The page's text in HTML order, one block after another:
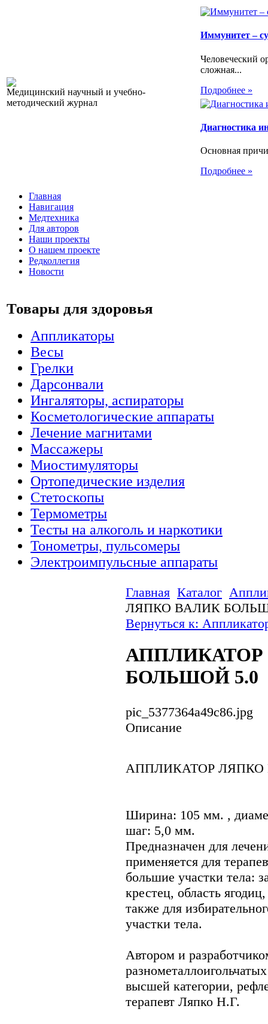
Медицинский научный и учебно-
методический журнал
Иммунитет –
Человеческий
сложная...
Подробнее »
Диагностика
Основная
Подробнее »
Главная
Навигация
Медтехника
Для авторов
Наши проекты
О нашем проекте
Редколлегия
Новости
Товары для здоровья
Аппликаторы
Весы
Грелки
Дарсонвали
Ингаляторы, аспираторы
Косметологические аппараты
Лечение магнитами
Массажеры
Миостимуляторы
Ортопедические изделия
Стетоскопы
Термометры
Тесты на алкоголь и наркотики
Тонометры, пульсомеры
Электроимпульсные аппараты
Главная Каталог
ЛЯПКО ВАЛИК
Вернуться к:
БОЛЬШОЙ 5.0
pic_5377364a49c86.jpg
Описание
АППЛИКАТОР
Ширина: 105 мм. ,
шаг: 5,0 мм.
Предназначен для
применяется для
большие участки тела:
крестец, область
также для
участки тела.
Автором и
высшей категории,
терапевт Ляпко Н.Г.